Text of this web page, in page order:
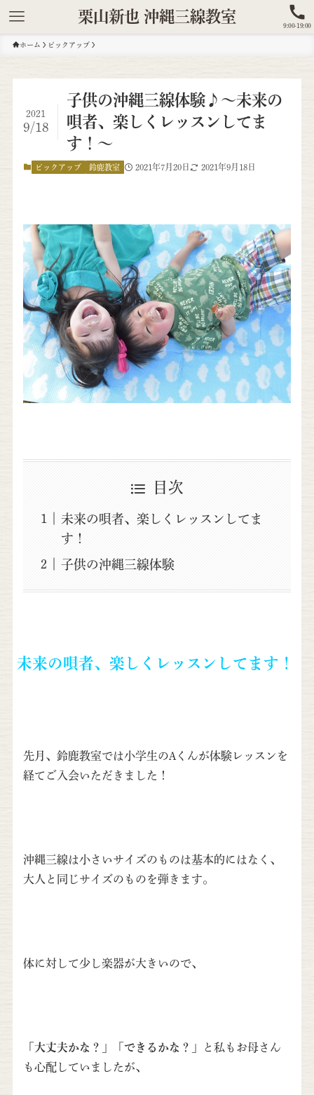
栗山新也 沖縄三線教室
9:00-19:00
ホーム ピックアップ
子供の沖縄三線体験♪～未来の
唄者、楽しくレッスンしてま
す！～
2021
9/18
ピックアップ 鈴鹿教室 2021年7月20日 2021年9月18日
目次
未来の唄者、楽しくレッスンしてま
す！
子供の沖縄三線体験
未来の唄者、楽しくレッスンしてます！
先月、鈴鹿教室では小学生のAくんが体験レッスンを
経てご入会いただきました！
沖縄三線は小さいサイズのものは基本的にはなく、
大人と同じサイズのものを弾きます。
体に対して少し楽器が大きいので、
「大丈夫かな？」 「できるかな？」
と私もお母さん
も心配していましたが、